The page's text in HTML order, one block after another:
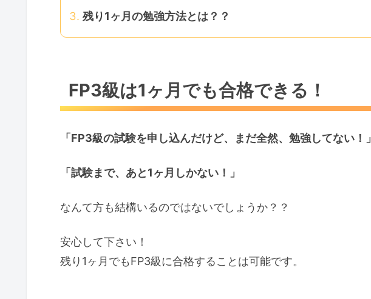
残り1ヶ月の勉強方法とは？？
FP3級は1ヶ月でも合格できる！
「FP3級の試験を申し込んだけど、まだ全然、勉強してない！」
「試験まで、あと1ヶ月しかない！」
なんて方も結構いるのではないでしょうか？？
安心して下さい！
残り1ヶ月でもFP3級に合格することは可能です。